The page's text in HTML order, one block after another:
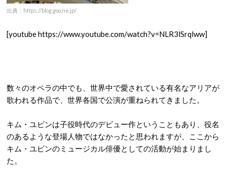
出典：https://blog.goo.ne.jp/
[youtube https://www.youtube.com/watch?v=NLR3lSrqlww]
数々のオペラの中でも、世界中で愛されている有名なアリアが
歌われる作品で、世界各国で公演が重ねられてきました。
キム・ユビンは子役時代のデビュー作ということもあり、役名
のあるような登場人物ではなかったと思われますが、ここから
キム・ユビンのミュージカル俳優としての活動が始まりまし
た。